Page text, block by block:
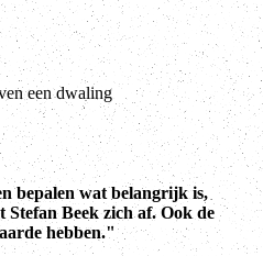
een dwaling
bepalen wat belangrijk is,
Stefan Beek zich af. Ook de
hebben."